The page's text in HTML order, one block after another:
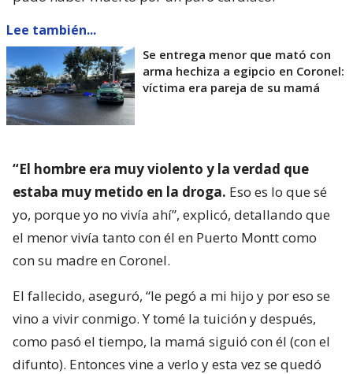
Lee también...
Se entrega menor que mató con
arma hechiza a egipcio en Coronel:
víctima era pareja de su mamá
“El hombre era muy violento y la verdad que
estaba muy metido en la droga. Eso es lo que sé
yo, porque yo no vivía ahí”, explicó, detallando que
el menor vivía tanto con él en Puerto Montt como
con su madre en Coronel.
El fallecido, aseguró, “le pegó a mi hijo y por eso se
vino a vivir conmigo. Y tomé la tuición y después,
como pasó el tiempo, la mamá siguió con él (con el
difunto). Entonces vine a verlo y esta vez se quedó